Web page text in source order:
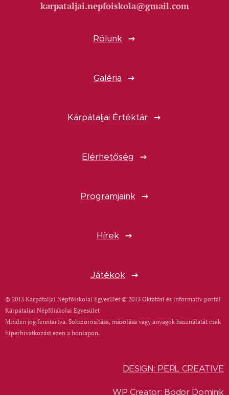
karpataljai.nepfoiskola@gmail.com
Rólunk
Galéria
Kárpátaljai Értéktár
Elérhetőség
Programjaink
Hírek
Játékok
© 2013 Kárpátaljai Népfőiskolai Egyesület © 2013 Oktatási és informatív portál
Kárpátaljai Népfőiskolai Egyesület
Minden jog fenntartva. Sokszorosítása, másolása vagy anyagok használatát csak
hiperhivatkozást ezen a honlapon.
DESIGN: PERL CREATIVE
WP Creator: Bodor Dominik